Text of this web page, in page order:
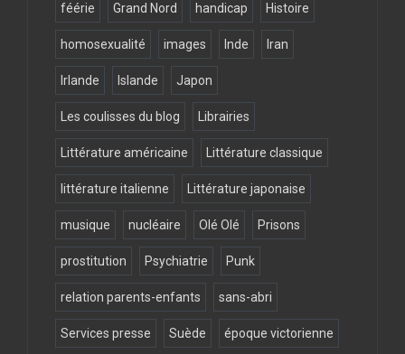
féérie Grand Nord handicap Histoire
homosexualité images Inde Iran
Irlande Islande Japon
Les coulisses du blog Librairies
Littérature américaine Littérature classique
littérature italienne Littérature japonaise
musique nucléaire Olé Olé Prisons
prostitution Psychiatrie Punk
relation parents-enfants sans-abri
Services presse Suède époque victorienne